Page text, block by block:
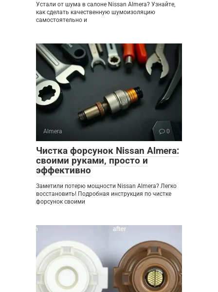
Устали от шума в салоне Nissan Almera? Узнайте,
как сделать качественную шумоизоляцию
самостоятельно и
Almera 0
Чистка форсунок Nissan Almera:
своими руками‚ просто и
эффективно
Заметили потерю мощности Nissan Almera? Легко
восстановить! Подробная инструкция по чистке
форсунок своими